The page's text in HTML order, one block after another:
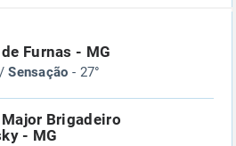
Furnas - MG
/Sensação - 27°
Brigadeiro
- MG